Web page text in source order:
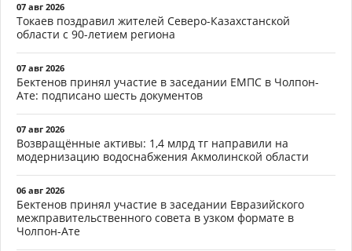
07 авг 2026
Токаев поздравил жителей Северо-Казахстанской
области с 90-летием региона
07 авг 2026
Бектенов принял участие в заседании ЕМПС в Чолпон-
Ате: подписано шесть документов
07 авг 2026
Возвращённые активы: 1,4 млрд тг направили на
модернизацию водоснабжения Акмолинской области
06 авг 2026
Бектенов принял участие в заседании Евразийского
межправительственного совета в узком формате в
Чолпон-Ате